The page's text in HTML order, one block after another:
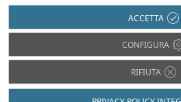
Infobuild è testata registrata presso il
dell’8/3/2013 - ISSN
© 2000-2026 Infoweb srl - P.IVA
riservati |
ACCETTA
CONFIGURA
RIFIUTA